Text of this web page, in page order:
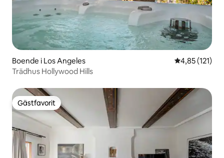
Boende i Los Angeles 4,85 av 5 i
4,85 (121)
Trädhus Hollywood Hills
Gästfavorit
Gästfavorit